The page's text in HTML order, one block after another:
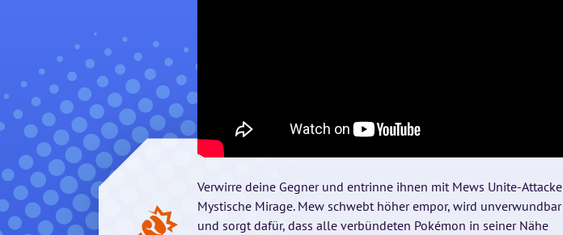
Verwirre deine Gegner und entrinne ihnen mit Mews Unite-Attacke
Mystische Mirage. Mew schwebt höher empor, wird unverwundbar
und sorgt dafür, dass alle verbündeten Pokémon in seiner Nähe